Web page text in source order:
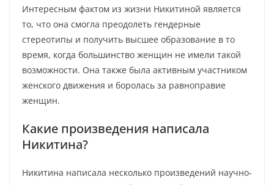
Интересным фактом из жизни Никитиной является
то, что она смогла преодолеть гендерные
стереотипы и получить высшее образование в то
время, когда большинство женщин не имели такой
возможности. Она также была активным участником
женского движения и боролась за равноправие
женщин.
Какие произведения написала
Никитина?
Никитина написала несколько произведений научно-